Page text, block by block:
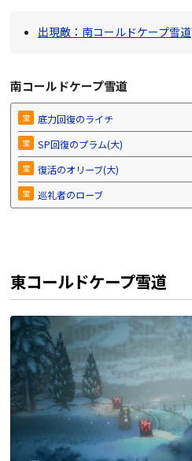
出現敵：南コールドケープ雪道
南コールドケープ雪道
宝 底力回復のライチ
宝 SP回復のプラム(大)
宝 復活のオリーブ(大)
宝 巡礼者のローブ
東コールドケープ雪道